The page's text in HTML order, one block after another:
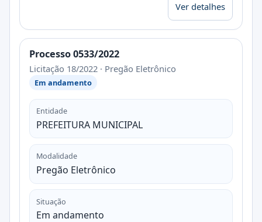
Ver detalhes
Processo 0533/2022
Licitação 18/2022 · Pregão Eletrônico
Em andamento
Entidade
PREFEITURA MUNICIPAL
Modalidade
Pregão Eletrônico
Situação
Em andamento